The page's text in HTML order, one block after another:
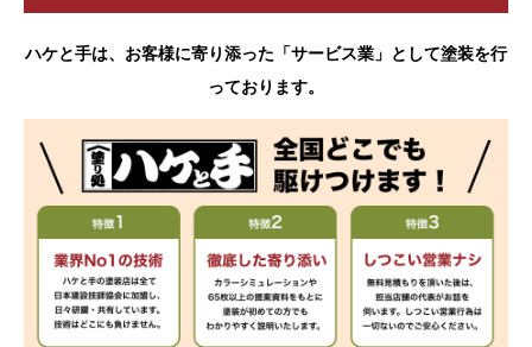
ハケと手は、お客様に寄り添った「サービス業」として塗装を行
っております。